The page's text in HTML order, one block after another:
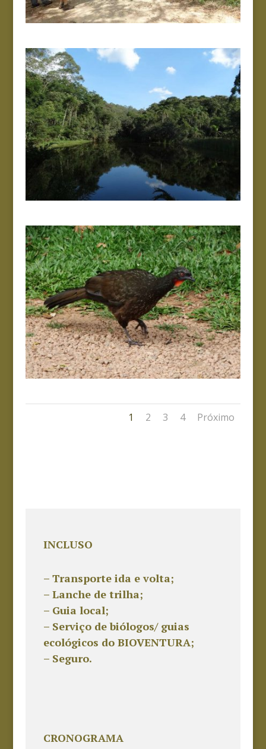
1 2 3 4 Próximo
INCLUSO
– Transporte ida e volta;
– Lanche de trilha;
– Guia local;
– Serviço de biólogos/ guias
ecológicos do BIOVENTURA;
– Seguro.
CRONOGRAMA